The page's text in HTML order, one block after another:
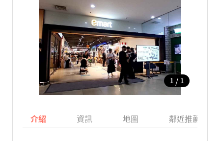
1 / 1
介紹 資訊 地圖 鄰近推薦景點